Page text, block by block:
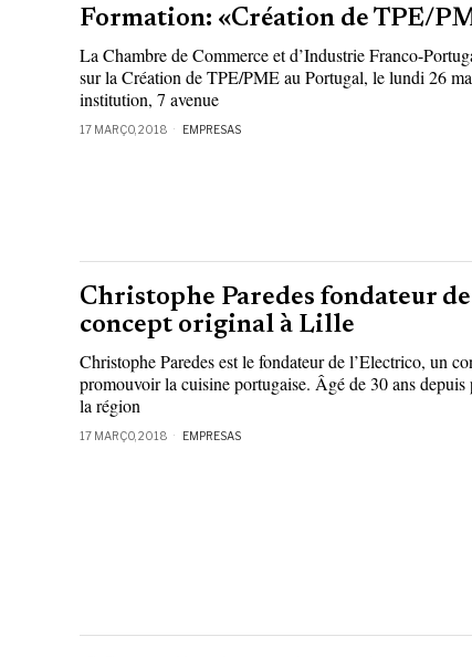
Formation: «Création de TPE/
La Chambre de Commerce et d’Industrie Franco-
sur la Création de TPE/PME au Portugal, le lundi 26
institution, 7 avenue
17 MARÇO, 2018 EMPRESAS
Christophe Paredes fondateur
concept original à Lille
Christophe Paredes est le fondateur de l’Electrico, un
promouvoir la cuisine portugaise. Âgé de 30 ans depuis
la région
17 MARÇO, 2018 EMPRESAS